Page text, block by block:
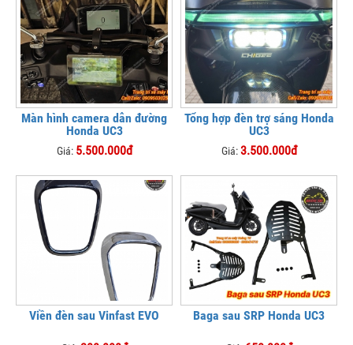
Màn hình camera dẫn đường
Honda UC3
Giá: 5.500.000đ
Tổng hợp đèn trợ sáng Honda
UC3
Giá:3.500.000đ
Viền đèn sau Vinfast EVO Baga sau SRP Honda UC3